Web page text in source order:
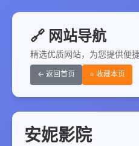
🔗 网站导航
精选优质网站，为您提供便
← 返回首页 ⭐ 收藏本页
安妮影院